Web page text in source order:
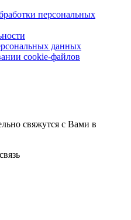
персональных
данных
cookie-файлов
свяжутся с Вами в